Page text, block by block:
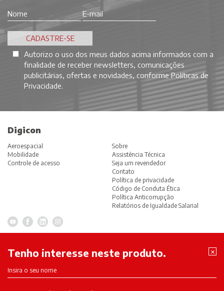
Tenho interesse neste produto. ×
Autorizo o uso dos meus dados acima informados com a
finalidade de receber newsletters, comunicações
publicitárias, ofertas e novidades, conformePolíticas de
Privacidade.
Digicon
Aeroespacial
Mobilidade
Controle de acesso
Sobre
Assistência Técnica
Seja um revendedor
Contato
Política de privacidade
Código de Conduta Ética
Política Anticorrupção
Relatórios de Igualdade Salarial
Instituições financeiras
Meios de Pagamento
Sobre